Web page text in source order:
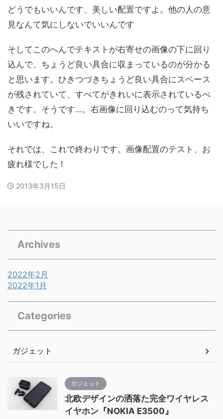
どうでもいいんです、美しい配置ですよ。他の人の意
見なんて気にしないでいいんです
そしてこのへんでテキストが右寄せの画像の下に回り
込んで、ちょうど良い具合に収まっているのが分かる
と思います。ひきつづきちょうど良い具合にスペース
が残されていて、すべてがきれいに表示されているべ
きです。そうです…。右画像に回り込むのって気持ち
いいですね。
それでは、これで終わりです。画像配置のテスト、お
疲れ様でした !
2013年3月15日
Archives
2022年2月
2022年1月
Categories
ガジェット
ガジェット
北欧デザインの洒落た完全ワイヤレス
イヤホン『NOKIA E3500』